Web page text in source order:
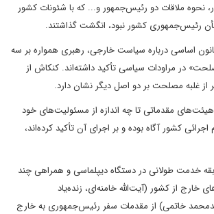
نحوه ملاقات دو رئیس‌جمهور و... که با شئونات کشور
رئیس‌جمهوری کشور نبود، انگشت گذاشتند.
اساسی درباره سیاست خارجی، رهبری همواره بر سه
در مراودات سیاسی تأکید داشته‌اند. کنکاش از
از غلبه مصلحت بر دو اصل دیگر نشان دارد.
مقدماتی تا چه اندازه از مسئولیت‌های خود
اجرائی کشور آگاه بوده و بر اجرای آن تأکید کرده‌اند،
خدمت طولانی در دستگاه دیپلماسی و همراهی چند
از کشور (آیت‌الله خامنه‌ای، زنده‌یاد
خاتمی) از مقدمات سفر رئیس‌جمهوری به خارج